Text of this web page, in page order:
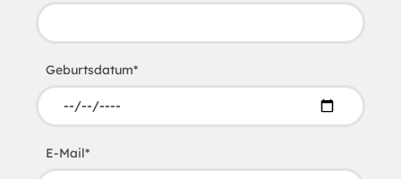
Geburtsdatum*
E-Mail*